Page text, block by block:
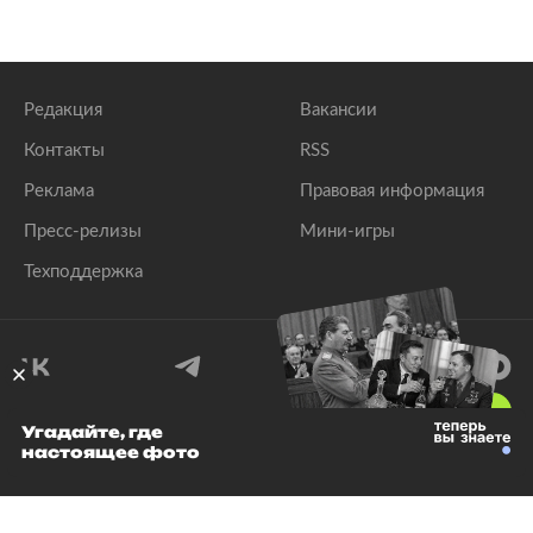
Редакция
Контакты
Реклама
Пресс-релизы
Техподдержка
Вакансии
RSS
Правовая информация
Мини-игры
© 1999–2026 Все права защищены.
Угадайте, где
настоящее фото